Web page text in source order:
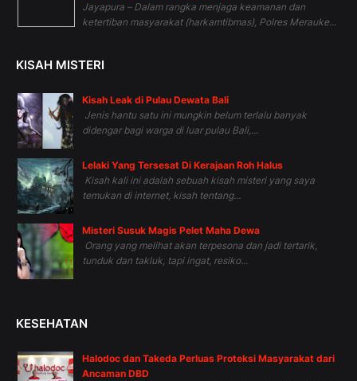
Jayapura – Dalam rangka menjaga keamanan dan
ketertiban masyarakat (harkamtibmas), Polres Merauke...
KISAH MISTERI
Kisah Leak di Pulau Dewata Bali
Jenis hantu satu ini mungkin belum terlalu banyak
didengar bagi warga di luar pulau Bali,...
Lelaki Yang Tersesat Di Kerajaan Roh Halus
Kisah kali ini adalah sebuah kisah misteri yang saya
temukan di internet, kisah tentang...
Misteri Susuk Magis Pelet Maha Dewa
Orang yang melihat akan terpesona dan jadi tertarik,
tunduk dan takluk, tapi ingat, resiko...
KESEHATAN
Halodoc dan Takeda Perluas Proteksi Masyarakat dari
Ancaman DBD